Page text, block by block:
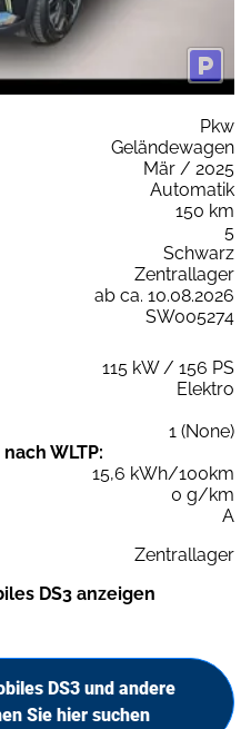
Pkw
Geländewagen
Mär / 2025
Automatik
150 km
5
Schwarz
Zentrallager
ab ca. 10.08.2026
SW005274
115 kW / 156 PS
Elektro
1 (None)
WLTP:
15,6 kWh/100km
0 g/km
A
Zentrallager
DS3 anzeigen
DS3 und andere
Sie hier suchen